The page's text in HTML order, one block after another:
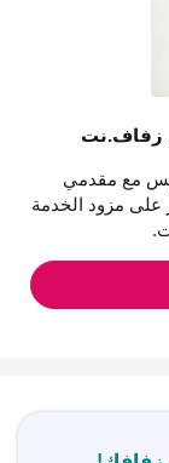
زفاف.نت
عروس وعريس مع مقدمي
على مزود الخدمة